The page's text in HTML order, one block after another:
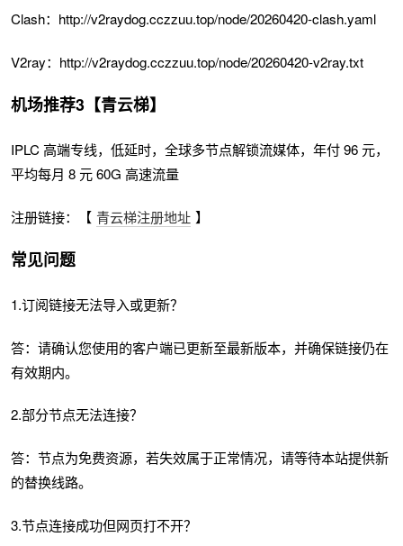
Clash：http://v2raydog.cczzuu.top/node/20260420-clash.yaml
V2ray：http://v2raydog.cczzuu.top/node/20260420-v2ray.txt
机场推荐3【青云梯】
IPLC 高端专线，低延时，全球多节点解锁流媒体，年付 96 元，
平均每月 8 元 60G 高速流量
注册链接：【 青云梯注册地址 】
常见问题
1.订阅链接无法导入或更新？
答：请确认您使用的客户端已更新至最新版本，并确保链接仍在
有效期内。
2.部分节点无法连接？
答：节点为免费资源，若失效属于正常情况，请等待本站提供新
的替换线路。
3.节点连接成功但网页打不开？